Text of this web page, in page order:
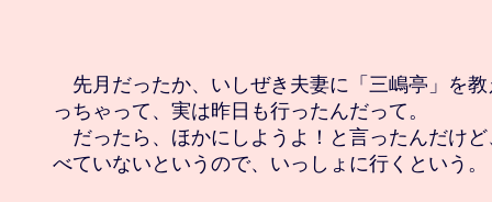
先月だったか、いしぜき夫妻に「三嶋亭」を
っちゃって、実は昨日も行ったんだって。
だったら、ほかにしようよ！と言ったんだけ
べていないというので、いっしょに行くという。